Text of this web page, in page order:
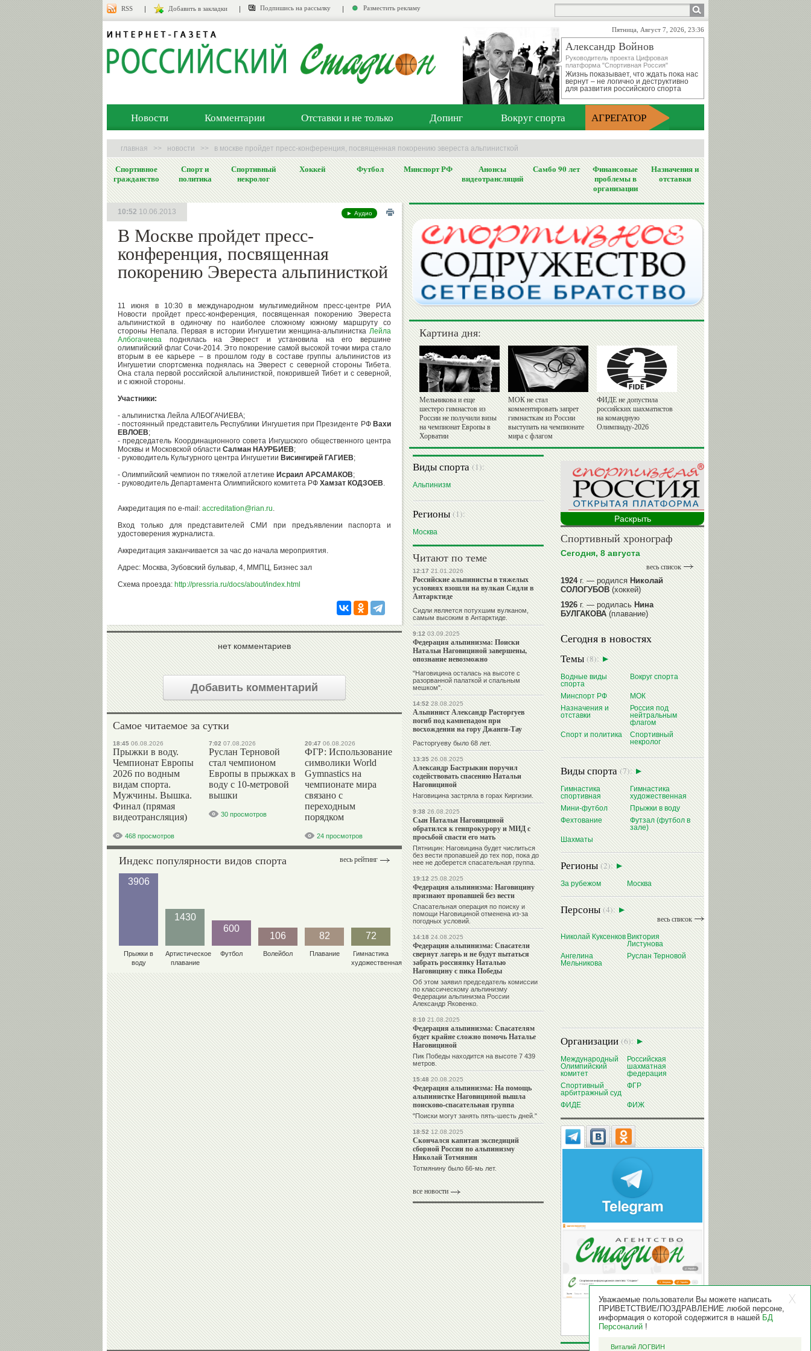
RSS Добавить в закладки Подпишись на рассылку Разместить рекламу
Пятница, Август 7, 2026, 23:36
Александр Войнов
Руководитель проекта Цифровая
платформа "Спортивная Россия"
Жизнь показывает, что ждать пока нас
вернут – не логично и деструктивно
для развития российского спорта
Новости Комментарии Отставки и не только Допинг Вокруг спорта АГРЕГАТОР
главная >> новости >> в москве пройдет пресс-конференция, посвященная покорению эвереста альпинисткой
Спортивное
гражданство
Спорт и
политика
Спортивный
некролог
Хоккей Футбол Минспорт РФ
Анонсы
видеотрансляций
Самбо 90 лет
Финансовые
проблемы в
организации
Назначения и
отставки
► Аудио
В Москве пройдет пресс-
конференция, посвященная
покорению Эвереста альпинисткой
10:52 10.06.2013
11 июня в 10:30 в международном мультимедийном пресс-центре РИА
Новости пройдет пресс-конференция, посвященная покорению Эвереста
альпинисткой в одиночку по наиболее сложному южному маршруту со
стороны Непала. Первая в истории Ингушетии женщина-альпинистка Лейла
Албогачиева поднялась на Эверест и установила на его вершине
олимпийский флаг Сочи-2014. Это покорение самой высокой точки мира стало
вторым в ее карьере – в прошлом году в составе группы альпинистов из
Ингушетии спортсменка поднялась на Эверест с северной стороны Тибета.
Она стала первой российской альпинисткой, покорившей Тибет и с северной,
и с южной стороны.
Участники:
- альпинистка Лейла АЛБОГАЧИЕВА;
- постоянный представитель Республики Ингушетия при Президенте РФ Вахи
ЕВЛОЕВ;
- председатель Координационного совета Ингушского общественного центра
Москвы и Московской области Салман НАУРБИЕВ;
- руководитель Культурного центра Ингушетии Висингирей ГАГИЕВ;
- Олимпийский чемпион по тяжелой атлетике Исраил АРСАМАКОВ;
- руководитель Департамента Олимпийского комитета РФ Хамзат КОДЗОЕВ.
Аккредитация по e-mail: accreditation@rian.ru.
Вход только для представителей СМИ при предъявлении паспорта и
удостоверения журналиста.
Аккредитация заканчивается за час до начала мероприятия.
Адрес: Москва, Зубовский бульвар, 4, ММПЦ, Бизнес зал
Схема проезда: http://pressria.ru/docs/about/index.html
нет комментариев
Добавить комментарий
Самое читаемое за сутки
18:45 06.08.2026
Прыжки в воду.
Чемпионат Европы
2026 по водным
видам спорта.
Мужчины. Вышка.
Финал (прямая
видеотрансляция)
468 просмотров
7:02 07.08.2026
Руслан Терновой
стал чемпионом
Европы в прыжках в
воду с 10-метровой
вышки
30 просмотров
20:47 06.08.2026
ФГР: Использование
символики World
Gymnastics на
чемпионате мира
связано с
переходным
порядком
24 просмотров
весь рейтинг
Индекс популярности видов спорта
3906
Прыжки в
воду
1430
Артистическое
плавание
600
Футбол
106
Волейбол
82
Плавание
72
Гимнастика
художественная
Картина дня:
Мельникова и еще
шестеро гимнастов из
России не получили визы
на чемпионат Европы в
Хорватии
МОК не стал
комментировать запрет
гимнасткам из России
выступать на чемпионате
мира с флагом
ФИДЕ не допустила
российских шахматистов
на командную
Олимпиаду-2026
Виды спорта(1):
Альпинизм
Регионы(1):
Москва
Читают по теме
12:1721.01.2026
Российские альпинисты в тяжелых
условиях взошли на вулкан Сидли в
Антарктиде
Сидли является потухшим вулканом,
самым высоким в Антарктиде.
9:1203.09.2025
Федерация альпинизма: Поиски
Натальи Наговициной завершены,
опознание невозможно
"Наговицина осталась на высоте с
разорванной палаткой и спальным
мешком".
14:5228.08.2025
Альпинист Александр Расторгуев
погиб под камнепадом при
восхождении на гору Джанги-Тау
Расторгуеву было 68 лет.
13:3526.08.2025
Александр Бастрыкин поручил
содействовать спасению Натальи
Наговициной
Наговицина застряла в горах Киргизии.
9:3826.08.2025
Сын Натальи Наговициной
обратился к генпрокурору и МИД с
просьбой спасти его мать
Пятницин: Наговицина будет числиться
без вести пропавшей до тех пор, пока до
нее не доберется спасательная группа.
19:1225.08.2025
Федерация альпинизма: Наговицину
признают пропавшей без вести
Спасательная операция по поиску и
помощи Наговициной отменена из-за
погодных условий.
14:1824.08.2025
Федерации альпинизма: Спасатели
свернут лагерь и не будут пытаться
забрать россиянку Наталью
Наговицину с пика Победы
Об этом заявил председатель комиссии
по классическому альпинизму
Федерации альпинизма России
Александр Яковенко.
8:1021.08.2025
Федерация альпинизма: Спасателям
будет крайне сложно помочь Наталье
Наговициной
Пик Победы находится на высоте 7 439
метров.
15:4820.08.2025
Федерация альпинизма: На помощь
альпинистке Наговициной вышла
поисково-спасательная группа
"Поиски могут занять пять-шесть дней."
18:5212.08.2025
Скончался капитан экспедиций
сборной России по альпинизму
Николай Тотмянин
Тотмянину было 66-мь лет.
все новости
Раскрыть
Спортивный хронограф
Сегодня, 8 августа
весь список
1924г. — родилсяНиколай
СОЛОГУБОВ(хоккей)
1926г. — родиласьНина
БУЛГАКОВА(плавание)
1941г. — родиласьРавиля
ПРОКОПЕНКО (САЛИМОВА)
(баскетбол)
1964г. — родилсяНиколай
ЖУРАВСКИЙ(гребля на байдарках
и каноэ)
1964г. — родилсяЮрий ХМЫЛЕВ
(хоккей)
читать далее
Сегодня в новостях
Темы(8):
Водные виды
спорта
Вокруг спорта
Минспорт РФ
МОК
Назначения и
отставки
Россия под
нейтральным
флагом
Спорт и политика
Спортивный
некролог
Виды спорта(7):
Гимнастика
спортивная
Гимнастика
художественная
Мини-футбол
Прыжки в воду
Фехтование
Футзал (футбол в
зале)
Шахматы
Регионы(2):
За рубежом Москва
Персоны(4):
весь список
Николай КуксенковВиктория
Листунова
Ангелина
Мельникова
Руслан Терновой
Организации(6):
Международный
Олимпийский
комитет
Российская
шахматная
федерация
Спортивный
арбитражный суд
ФГР
ФИДЕ ФИЖ
Уважаемые пользователи Вы можете написать
ПРИВЕТСТВИЕ/ПОЗДРАВЛЕНИЕ любой персоне,
информация о которой содержится в нашей БД
Персоналий !
Виталий ЛОГВИН